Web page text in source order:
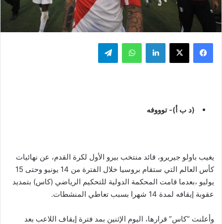
فيسبوك ‫X لينكدإن واتساب تيلقرام
(د ب أ)- توووفه
يغيب باولو جيريرو، قائد منتخب بيرو الأول لكرة القدم، عن نهائيات
كأس العالم التي ستقام بروسيا خلال الفترة من 14 يونيو وحتى 15
يوليو ،بعدما قامت المحكمة الدولية للتحكيم الرياضي (كاس) بتمديد
عقوبة إيقافه لمدة 14 شهرا بسبب تعاطي المنشطات.
وأعلنت “كاس” قرارها، اليوم الإثنين بمد فترة إيقاف اللاعب بعد